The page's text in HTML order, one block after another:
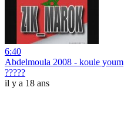
6:40
Abdelmoula 2008 - koule youm
?????
il y a 18 ans